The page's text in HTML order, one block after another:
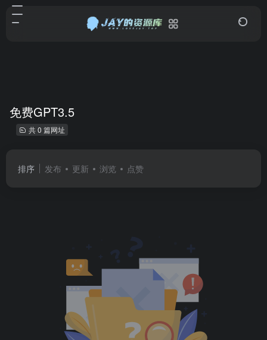
免费GPT3.5
共 0 篇网址
排序 发布 更新 浏览 点赞